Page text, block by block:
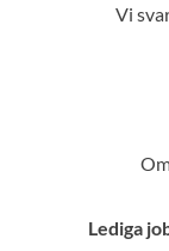
Vi
Lediga